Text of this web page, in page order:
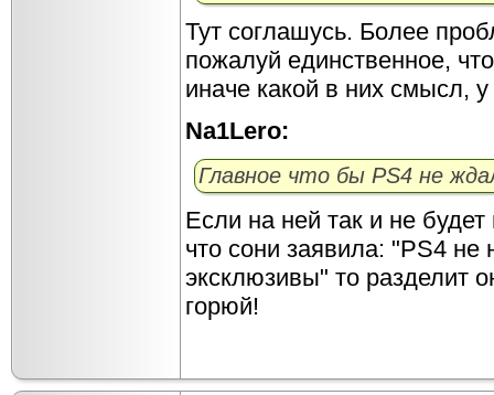
Тут соглашусь. Более
пожалуй единственное,
иначе какой в них смысл, у
Na1Lero:
Главное что бы PS4 не
Если на ней так и не
что сони заявила: "PS4
эксклюзивы" то разделит
горюй!